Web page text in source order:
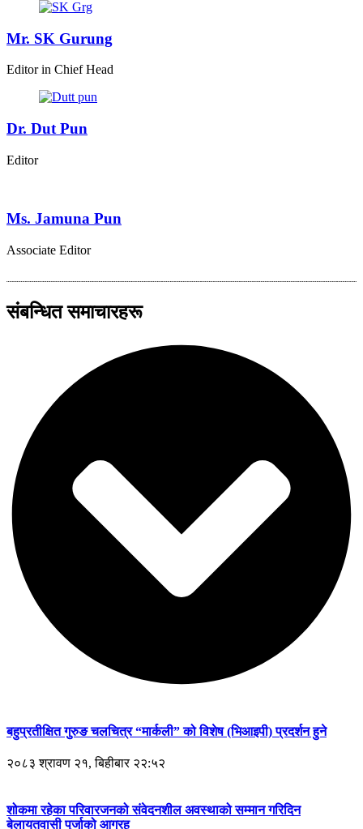
Mr. SK Gurung
Editor in Chief Head
Dr. Dut Pun
Editor
Ms. Jamuna Pun
Associate Editor
संबन्धित समाचारहरू
बहुप्रतीक्षित गुरुङ चलचित्र “मार्कली” को विशेष (भिआइपी) प्रदर्शन हुने
२०८३ श्रावण २१, बिहीबार २२:५२
शोकमा रहेका परिवारजनको संवेदनशील अवस्थाको सम्मान गरिदिन
बेलायतवासी पुर्जाको आग्रह